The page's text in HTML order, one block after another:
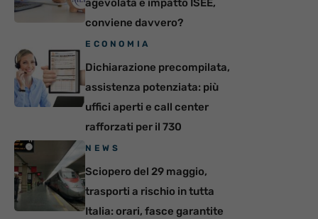
agevolata e impatto ISEE,
conviene davvero?
ECONOMIA
Dichiarazione precompilata,
assistenza potenziata: più
uffici aperti e call center
rafforzati per il 730
NEWS
Sciopero del 29 maggio,
trasporti a rischio in tutta
Italia: orari, fasce garantite